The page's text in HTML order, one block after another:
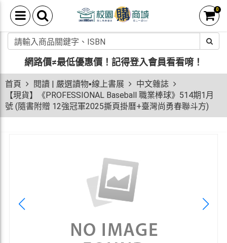
0
網路價≠最低優惠價！ 記得登入會員看看唷！
首頁 閱讀 | 嚴選讀物▪線上書展
中文雜誌
【現貨】《PROFESSIONAL Baseball 職業棒球》514期1月
號 (隨書附贈 12強冠軍2025撕頁掛曆+臺灣尚勇春聯斗方)